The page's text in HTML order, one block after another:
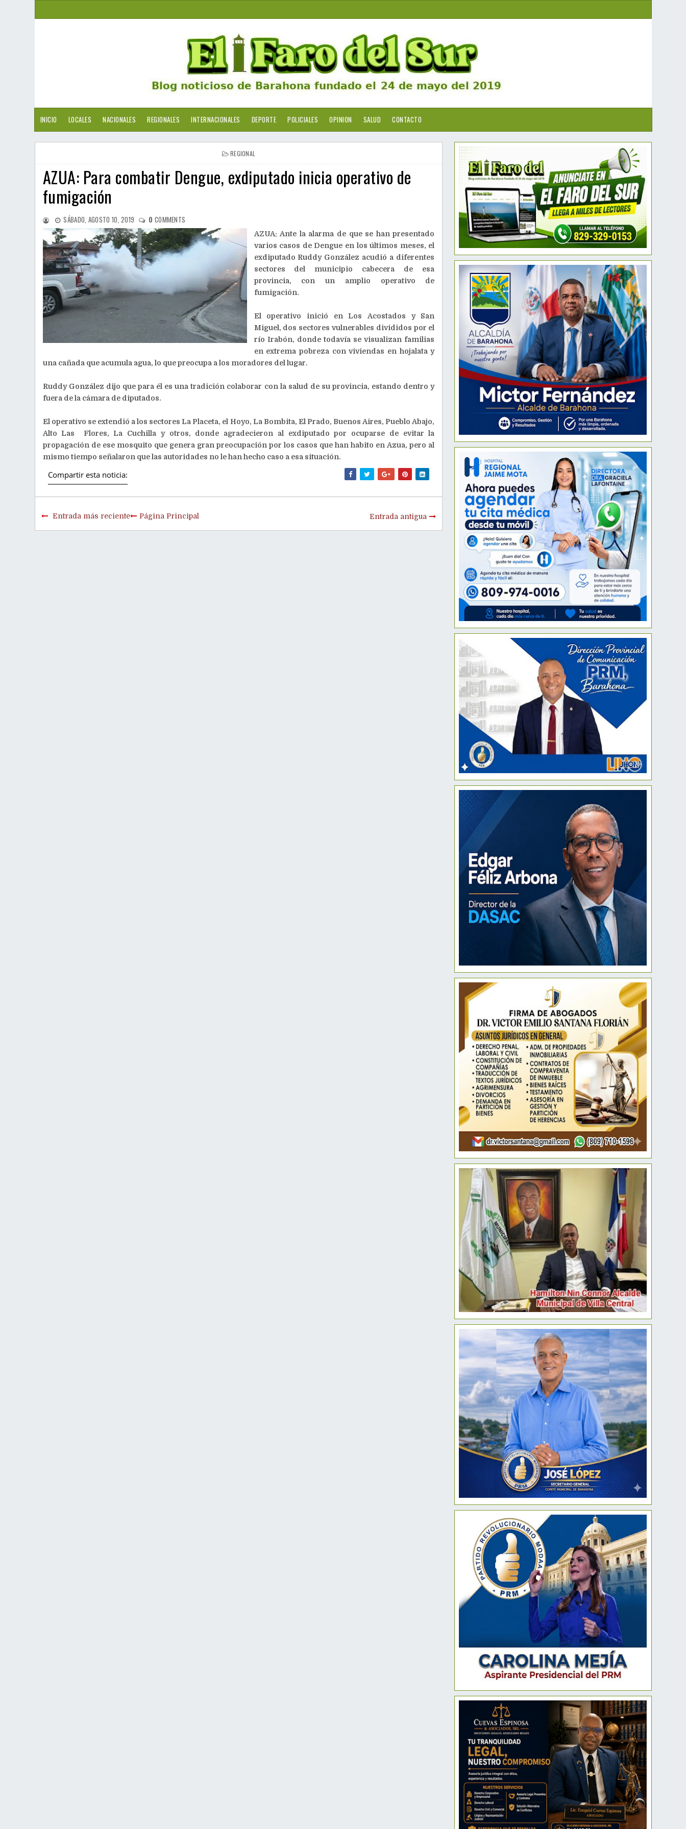
INICIO LOCALES NACIONALES REGIONALES INTERNACIONALES DEPORTE POLICIALES OPINION SALUD CONTACTO
REGIONAL
AZUA: Para combatir Dengue, exdiputado inicia operativo de
fumigación
SÁBADO, AGOSTO 10, 2019 0 COMMENTS
AZUA: Ante la alarma de que se han presentado
varios casos de Dengue en los últimos meses, el
exdiputado Ruddy González acudió a diferentes
sectores del municipio cabecera de esa
provincia, con un amplio operativo de
fumigación.
El operativo inició en Los Acostados y San
Miguel, dos sectores vulnerables divididos por el
río Irabón, donde todavía se visualizan familias
en extrema pobreza con viviendas en hojalata y
una cañada que acumula agua, lo que preocupa a los moradores del lugar.
Ruddy González dijo que para él es una tradición colaborar con la salud de su provincia, estando dentro y
fuera de la cámara de diputados.
El operativo se extendió a los sectores La Placeta, el Hoyo, La Bombita, El Prado, Buenos Aires, Pueblo Abajo,
Alto Las Flores, La Cuchilla y otros, donde agradecieron al exdiputado por ocuparse de evitar la
propagación de ese mosquito que genera gran preocupación por los casos que han habito en Azua, pero al
mismo tiempo señalaron que las autoridades no le han hecho caso a esa situación.
Compartir esta noticia:
Entrada más reciente Entrada antigua
Página Principal